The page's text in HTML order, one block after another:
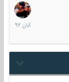
22
آبان
1392